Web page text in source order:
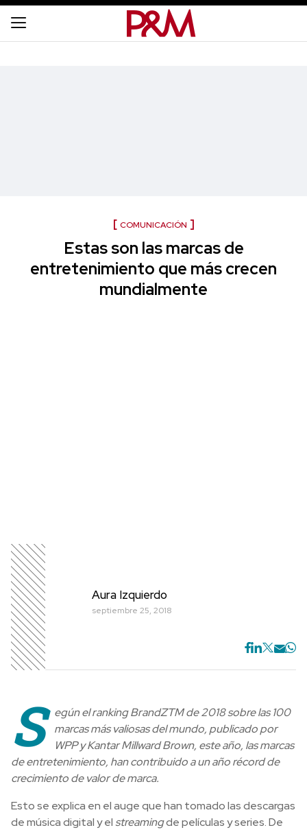
COMUNICACIÓN
Estas son las marcas de
entretenimiento que más crecen
mundialmente
Aura Izquierdo
septiembre 25, 2018
S
egún el ranking BrandZTM de 2018 sobre las 100
marcas más valiosas del mundo, publicado por
WPP y Kantar Millward Brown, este año, las marcas
de entretenimiento, han contribuido a un año récord de
crecimiento de valor de marca.
Esto se explica en el auge que han tomado las descargas
de música digital y elstreamingde películas y series. De